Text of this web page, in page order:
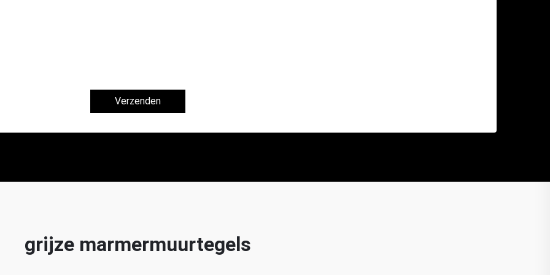
Verzenden
grijze marmermuurtegels